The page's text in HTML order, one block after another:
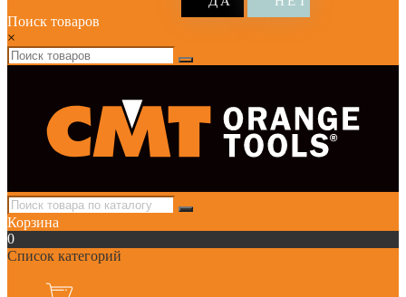
Поиск товаров
×
Корзина
0
Список категорий